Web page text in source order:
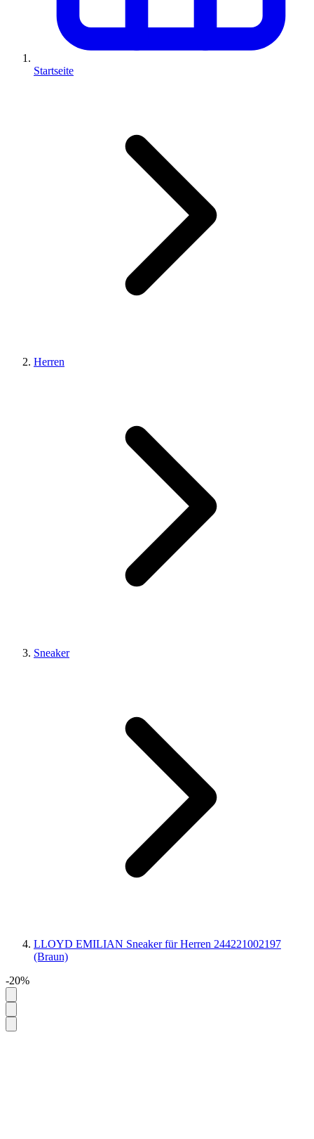
Startseite
Herren
Sneaker
LLOYD EMILIAN Sneaker für Herren 244221002197
(Braun)
-20%